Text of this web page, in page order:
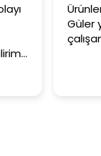
Ürünler
Güler